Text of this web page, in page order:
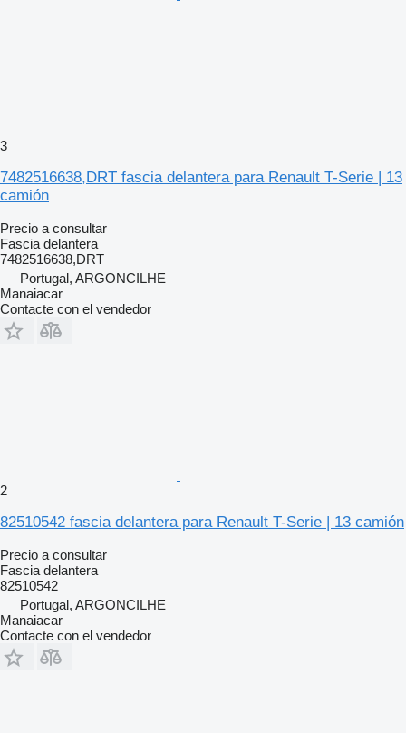
3
7482516638,DRT fascia delantera para Renault T-Serie | 13
camión
Precio a consultar
Fascia delantera
7482516638,DRT
Portugal, ARGONCILHE
Manaiacar
Contacte con el vendedor
2
82510542 fascia delantera para Renault T-Serie | 13 camión
Precio a consultar
Fascia delantera
82510542
Portugal, ARGONCILHE
Manaiacar
Contacte con el vendedor